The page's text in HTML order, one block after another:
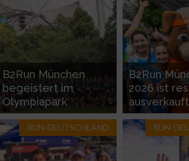
B2Run München
begeistert im
Olympiapark
B2Run
2026 ist
ausverkauft
RUN-DEUTSCHLAND RUN-